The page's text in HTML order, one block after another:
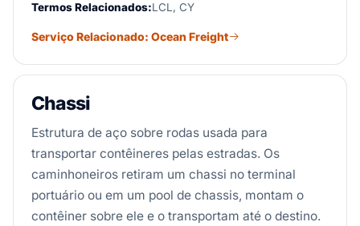
Termos Relacionados:LCL, CY
Serviço Relacionado: Ocean Freight
Chassi
Estrutura de aço sobre rodas usada para
transportar contêineres pelas estradas. Os
caminhoneiros retiram um chassi no terminal
portuário ou em um pool de chassis, montam o
contêiner sobre ele e o transportam até o destino.